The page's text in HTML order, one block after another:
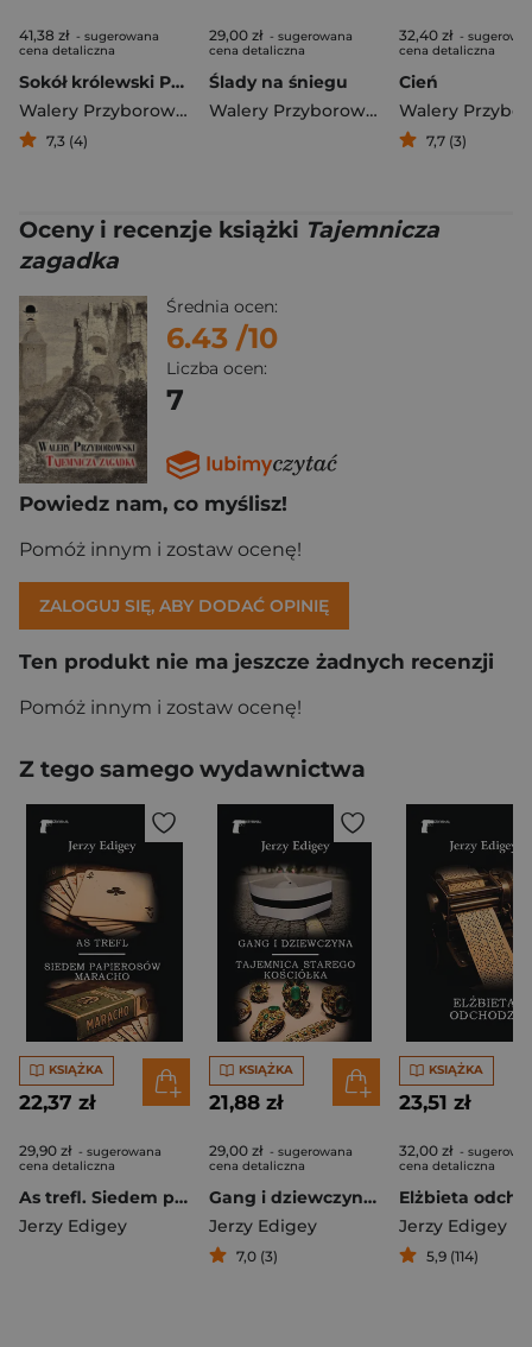
41,38 zł - sugerowana
cena detaliczna
Sokół królewski Powieść historyczna z czasów Zygmunta Augusta
Walery Przyborowski
7,3 (4)
29,00 zł - sugerowana
cena detaliczna
Ślady na śniegu
Walery Przyborowski
32,40 zł -
cena detaliczna
Cień
7,7 (3)
Oceny i recenzje książki Tajemnicza
zagadka
Średnia ocen:
6.43 /10
Liczba ocen:
7
Powiedz nam, co myślisz!
Pomóż innym i zostaw ocenę!
ZALOGUJ SIĘ, ABY DODAĆ OPINIĘ
Ten produkt nie ma jeszcze żadnych recenzji
Pomóż innym i zostaw ocenę!
Z tego samego wydawnictwa
KSIĄŻKA
22,37 zł
29,90 zł - sugerowana
cena detaliczna
As trefl. Siedem papierosów Maracho
Jerzy Edigey
KSIĄŻKA
21,88 zł
29,00 zł - sugerowana
cena detaliczna
Gang i dziewczyna / Tajemnica starego kościółka
Jerzy Edigey
7,0 (3)
KSIĄŻKA
23,51 zł
32,00 zł -
cena detaliczna
Elżbieta
Jerzy Edigey
5,9 (114)